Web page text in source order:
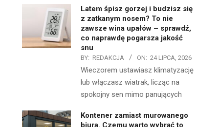
Latem śpisz gorzej i budzisz się
z zatkanym nosem? To nie
zawsze wina upałów – sprawdź,
co naprawdę pogarsza jakość
snu
BY: REDAKCJA ON: 24 LIPCA, 2026
Wieczorem ustawiasz klimatyzację
lub włączasz wiatrak, licząc na
spokojny sen mimo panujących
Kontener zamiast murowanego
biura. Czemu warto wybrać to